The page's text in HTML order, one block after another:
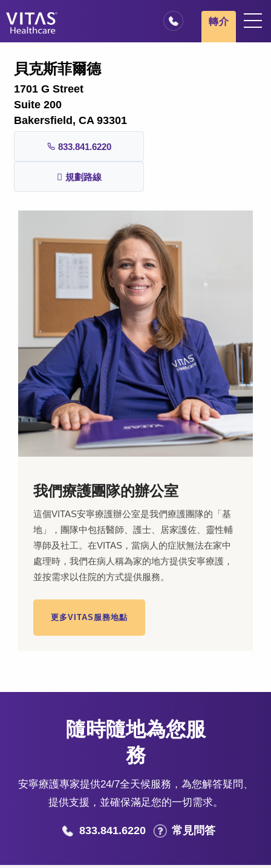
安寧療護基本概述
醫療服務專業人員
家庭與照顧者
轉介
貝克斯菲爾德
1701 G Street
Suite 200
Bakersfield, CA 93301
833.841.6220
規劃路線
我們療護團隊的辦公室
這個VITAS安寧療護辦公室是我們療護團隊的「基
地」，團隊中包括醫師、護士、居家護佐、靈性輔
導師及社工。在VITAS，當病人的症狀無法在家中
處理時，我們在病人稱為家的地方提供安寧療護，
並按需求以住院的方式提供服務。
更多VITAS服務地點
隨時隨地為您服
務
安寧療護專家提供24/7全天候服務，為您解答疑問、
提供支援，並確保滿足您的一切需求。
833.841.6220 常見問答